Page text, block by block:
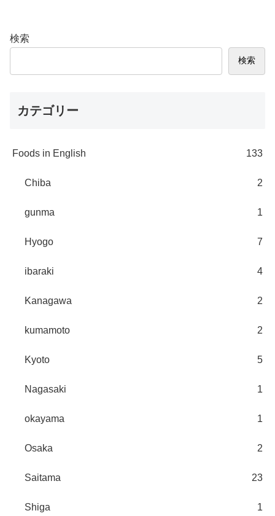
検索
検索
カテゴリー
Foods in English 133
Chiba 2
gunma 1
Hyogo 7
ibaraki 4
Kanagawa 2
kumamoto 2
Kyoto 5
Nagasaki 1
okayama 1
Osaka 2
Saitama 23
Shiga 1